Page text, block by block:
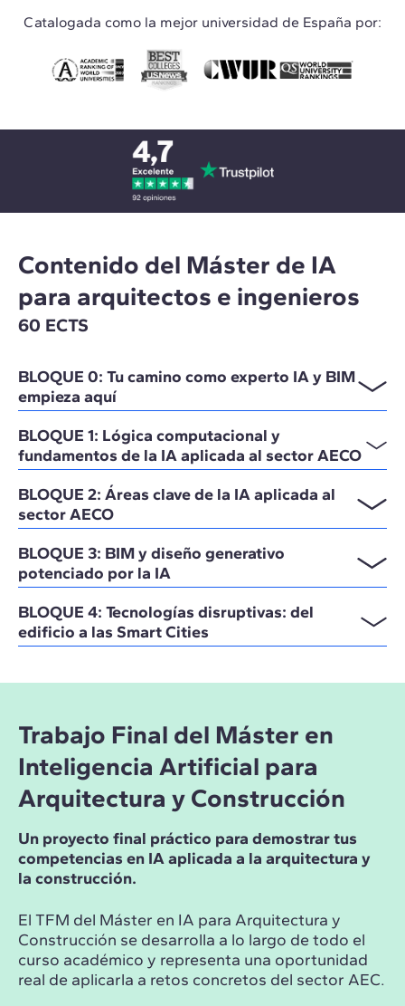
Catalogada como la mejor universidad de España por:
Contenido del Máster de IA
para arquitectos e ingenieros
60 ECTS
BLOQUE 0: Tu camino como experto IA y BIM
empieza aquí
BLOQUE 1: Lógica computacional y
fundamentos de la IA aplicada al sector AECO
BLOQUE 2: Áreas clave de la IA aplicada al
sector AECO
BLOQUE 3: BIM y diseño generativo
potenciado por la IA
BLOQUE 4: Tecnologías disruptivas: del
edificio a las Smart Cities
Trabajo Final del Máster en
Inteligencia Artificial para
Arquitectura y Construcción
Un proyecto final práctico para demostrar tus
competencias en IA aplicada a la arquitectura y
la construcción.
El TFM del Máster en IA para Arquitectura y
Construcción se desarrolla a lo largo de todo el
curso académico y representa una oportunidad
real de aplicarla a retos concretos del sector AEC.